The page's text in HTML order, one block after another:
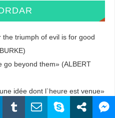
triumph of evil is for good
go beyond them» (ALBERT
idée dont l`heure est venue»